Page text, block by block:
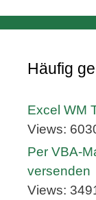
Häufig
Excel WM
Views:
Per VBA-
versenden
Views: